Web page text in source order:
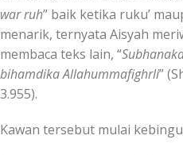
war ruh” baik ketika ruku’
menarik, ternyata Aisyah
membaca teks lain, “
bihamdika Allahummafighrli”
3.955).
Kawan tersebut mulai